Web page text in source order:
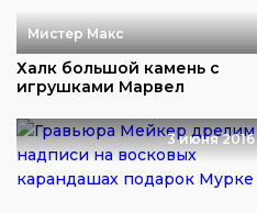
Мистер Макс
Халк большой камень с
игрушками Марвел
3 июня 2016